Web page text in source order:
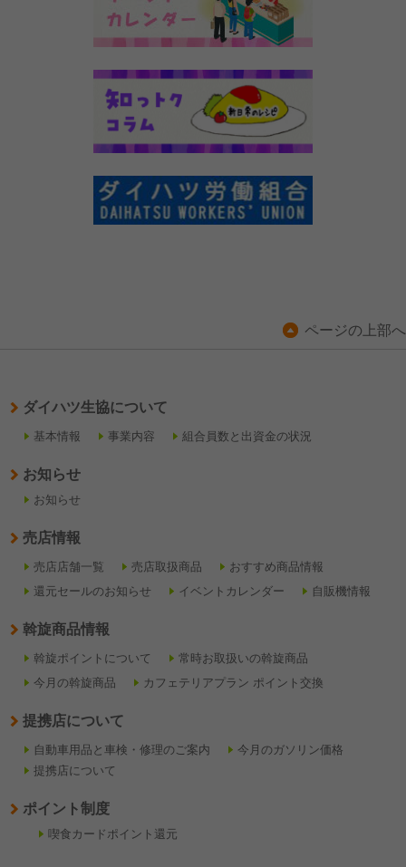
ページの上部へ
ダイハツ生協について
基本情報 事業内容 組合員数と出資金の状況
お知らせ
お知らせ
売店情報
売店店舗一覧 売店取扱商品
おすすめ商品情報
還元セールのお知らせ
イベントカレンダー 自販機情報
斡旋商品情報
斡旋ポイントについて
常時お取扱いの斡旋商品
今月の斡旋商品
カフェテリアプラン ポイント交換
提携店について
自動車用品と車検・修理のご案内
今月のガソリン価格
提携店について
ポイント制度
喫食カードポイント還元